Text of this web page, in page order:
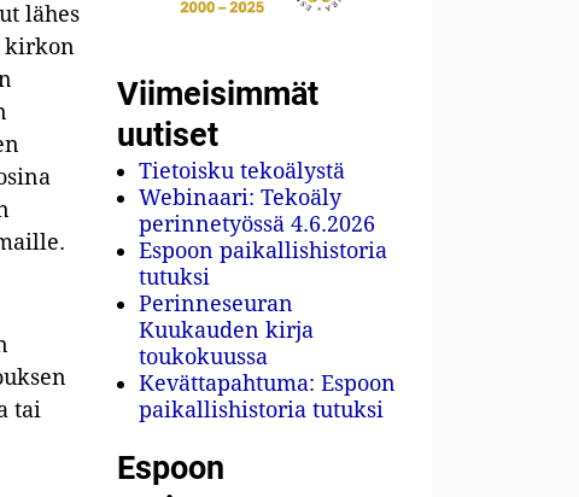
lähes
kirkon
tai
Viimeisimmät
uutiset
Tietoisku tekoälystä
Webinaari: Tekoäly
perinnetyössä 4.6.2026
Espoon paikallishistoria
tutuksi
Perinneseuran
Kuukauden kirja
toukokuussa
Kevättapahtuma: Espoon
paikallishistoria tutuksi
Espoon